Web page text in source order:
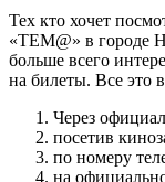
Тех кто хочет
«TEM@» в городе
больше всего
на билеты. Все это
Через
посетив
по номеру
на